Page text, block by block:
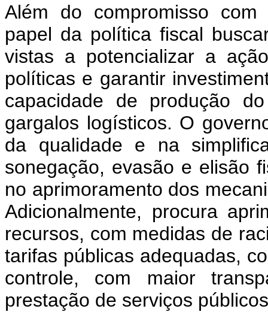
Além do compromisso com
papel da política fiscal
vistas a potencializar a
políticas e garantir
capacidade de produção
gargalos logísticos. O
da qualidade e na
sonegação, evasão e elisão
no aprimoramento dos
Adicionalmente, procura
recursos, com medidas de
tarifas públicas adequadas,
controle, com maior
prestação de serviços